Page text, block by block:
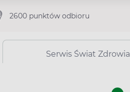
2600 punktów odbioru
Serwis Świat Zdrowia